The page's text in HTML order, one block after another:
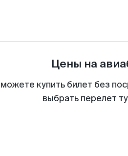
Цены на
купить билет без
выбрать перелет